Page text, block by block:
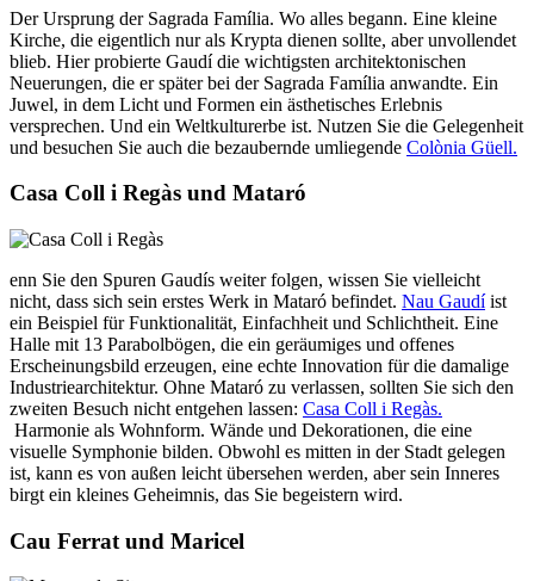
Der Ursprung der Sagrada Família. Wo alles begann. Eine kleine
Kirche, die eigentlich nur als Krypta dienen sollte, aber unvollendet
blieb. Hier probierte Gaudí die wichtigsten architektonischen
Neuerungen, die er später bei der Sagrada Família anwandte. Ein
Juwel, in dem Licht und Formen ein ästhetisches Erlebnis
versprechen. Und ein Weltkulturerbe ist. Nutzen Sie die Gelegenheit
und besuchen Sie auch die bezaubernde umliegende Colònia Güell.
Casa Coll i Regàs und Mataró
enn Sie den Spuren Gaudís weiter folgen, wissen Sie vielleicht
nicht, dass sich sein erstes Werk in Mataró befindet. Nau Gaudíist
ein Beispiel für Funktionalität, Einfachheit und Schlichtheit. Eine
Halle mit 13 Parabolbögen, die ein geräumiges und offenes
Erscheinungsbild erzeugen, eine echte Innovation für die damalige
Industriearchitektur. Ohne Mataró zu verlassen, sollten Sie sich den
zweiten Besuch nicht entgehen lassen: Casa Coll i Regàs.
Harmonie als Wohnform. Wände und Dekorationen, die eine
visuelle Symphonie bilden. Obwohl es mitten in der Stadt gelegen
ist, kann es von außen leicht übersehen werden, aber sein Inneres
birgt ein kleines Geheimnis, das Sie begeistern wird.
Cau Ferrat und Maricel